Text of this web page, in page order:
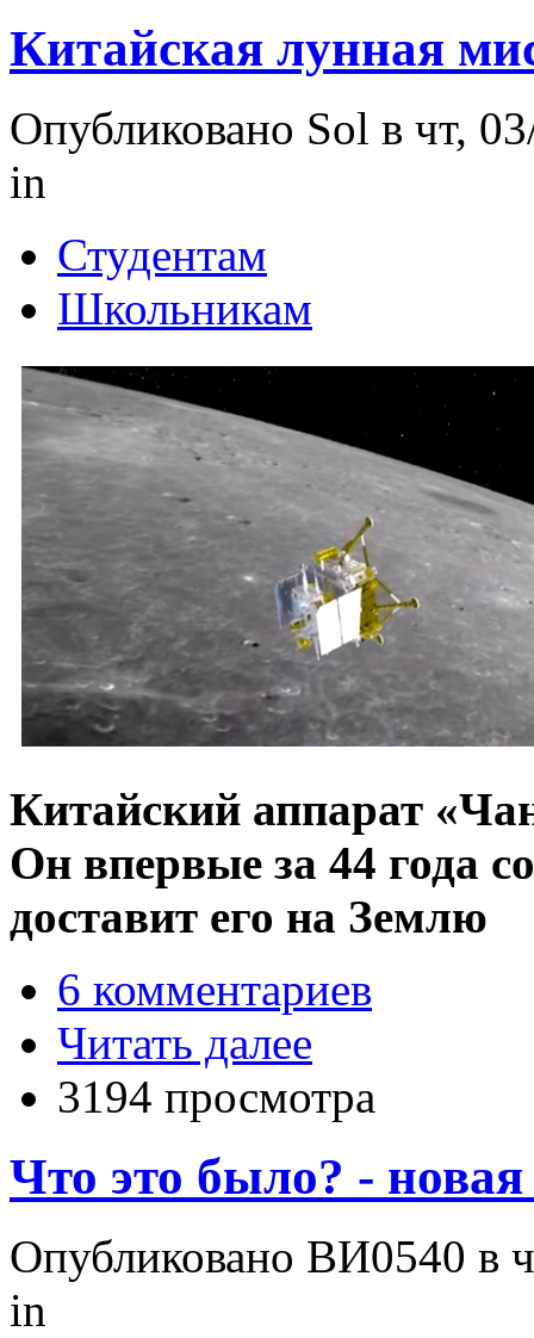
Китайская лунная
Опубликовано Sol в чт,
in
Студентам
Школьникам
Китайский аппарат
Он впервые за 44 года
доставит его на Землю
6 комментариев
Читать далее
3194 просмотра
Что это было? - новая
Опубликовано ВИ0540 в
in